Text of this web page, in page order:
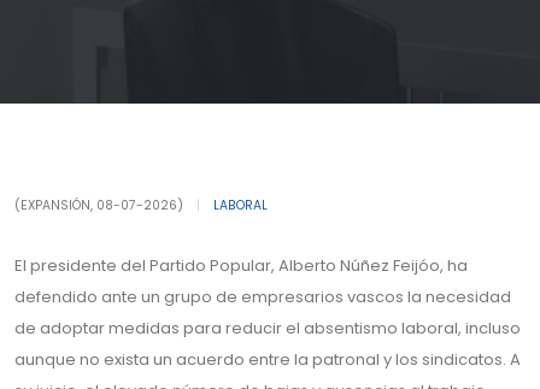
(EXPANSIÓN, 08-07-2026) LABORAL
El presidente del Partido Popular, Alberto Núñez Feijóo, ha
defendido ante un grupo de empresarios vascos la necesidad
de adoptar medidas para reducir el absentismo laboral, incluso
aunque no exista un acuerdo entre la patronal y los sindicatos. A